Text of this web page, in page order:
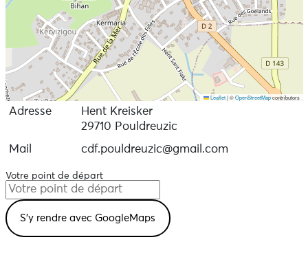
Leaflet |©OpenStreetMapcontributors
Adresse
Hent Kreisker
29710 Pouldreuzic
Mail
cdf.pouldreuzic@gmail.com
Votre point de départ